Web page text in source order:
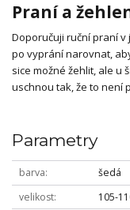
Praní a
Doporučuji ruční praní
po vyprání narovnat,
sice možné žehlit, ale u
uschnou tak, že to není
Parametry
barva
šedá
velikost
105-